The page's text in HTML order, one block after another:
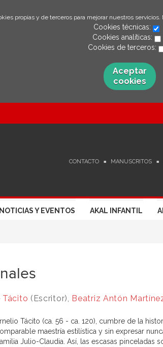
propias y de terceros para mejorar nuestros
Cookies técnicas:
Cookies analíticas:
Cookies de terceros:
Aceptar
cookies
CONTACTO MANUSCRITOS
NOTICIAS Y EVENTOS AKAL INFANTIL
Tácito (Escritor), Beatriz Antón
Tácito (ca. 56 - ca. 120), cumbre de la
maestría estilística y sin expresar
Julio-Claudia. Así, las escasas